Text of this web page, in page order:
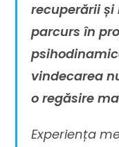
recuperării
parcurs în
vindecarea
o regăsire
Experiența